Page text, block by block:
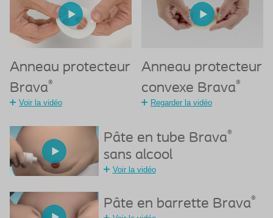
Anneau protecteur
Brava®
Voir la vidéo
Anneau protecteur
convexe Brava®
Regarder la vidéo
Pâte en tube Brava®
sans alcool
Voir la vidéo
Pâte en barrette Brava®